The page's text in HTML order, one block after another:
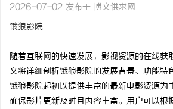
2026-07-02 发布于 博文供求网
饿狼影院
随着互联网的快速发展，影视资源的在线
文将详细剖析饿狼影院的发展背景、功能
饿狼影院起初以提供丰富的最新电影资源
确保影片更新及时且内容丰富。用户可以